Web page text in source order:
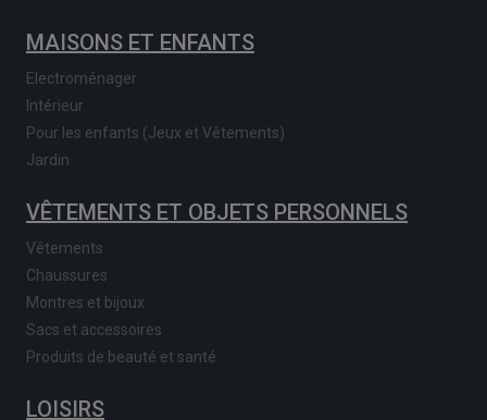
MAISONS ET ENFANTS
Electroménager
Intérieur
Pour les enfants (Jeux et Vêtements)
Jardin
VÊTEMENTS ET OBJETS PERSONNELS
Vêtements
Chaussures
Montres et bijoux
Sacs et accessoires
Produits de beauté et santé
LOISIRS